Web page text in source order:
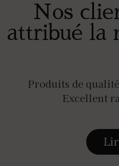
Nos
attribué la
Produits de
Excellent